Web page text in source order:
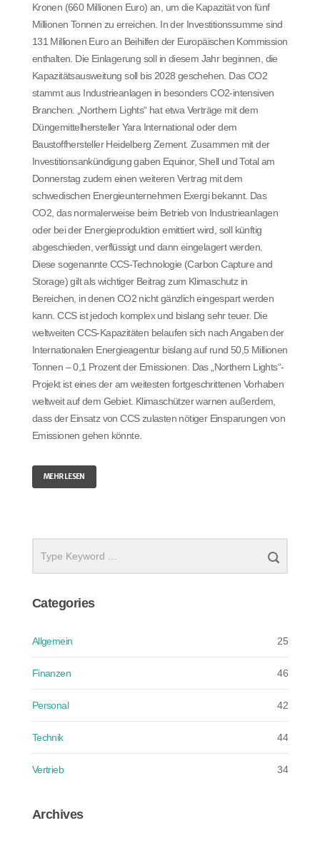
Kronen (660 Millionen Euro) an, um die Kapazität von fünf
Millionen Tonnen zu erreichen. In der Investitionssumme sind
131 Millionen Euro an Beihilfen der Europäischen Kommission
enthalten. Die Einlagerung soll in diesem Jahr beginnen, die
Kapazitätsausweitung soll bis 2028 geschehen. Das CO2
stammt aus Industrieanlagen in besonders CO2-intensiven
Branchen. „Northern Lights“ hat etwa Verträge mit dem
Düngemittelhersteller Yara International oder dem
Baustoffhersteller Heidelberg Zement. Zusammen mit der
Investitionsankündigung gaben Equinor, Shell und Total am
Donnerstag zudem einen weiteren Vertrag mit dem
schwedischen Energieunternehmen Exergi bekannt. Das
CO2, das normalerweise beim Betrieb von Industrieanlagen
oder bei der Energieproduktion emittiert wird, soll künftig
abgeschieden, verflüssigt und dann eingelagert werden.
Diese sogenannte CCS-Technologie (Carbon Capture and
Storage) gilt als wichtiger Beitrag zum Klimaschutz in
Bereichen, in denen CO2 nicht gänzlich eingespart werden
kann. CCS ist jedoch komplex und bislang sehr teuer. Die
weltweiten CCS-Kapazitäten belaufen sich nach Angaben der
Internationalen Energieagentur bislang auf rund 50,5 Millionen
Tonnen – 0,1 Prozent der Emissionen. Das „Northern Lights“-
Projekt ist eines der am weitesten fortgeschrittenen Vorhaben
weltweit auf dem Gebiet. Klimaschützer warnen außerdem,
dass der Einsatz von CCS zulasten nötiger Einsparungen von
Emissionen gehen könnte.
MEHR LESEN
Categories
Allgemein 25
Finanzen 46
Personal 42
Technik 44
Vertrieb 34
Archives